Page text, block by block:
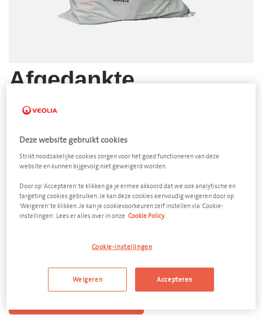
Afgedankte
spuitbussen
880 x 595 mm (l x h)
Aantal
− +
Deze website gebruikt cookies
Strikt noodzakelijke cookies zorgen voor het goed functioneren van deze
website en kunnen bijgevolg niet geweigerd worden.
Door op 'Accepteren' te klikken ga je ermee akkoord dat we ook analytische en
targeting cookies gebruiken. Je kan deze cookies eenvoudig weigeren door op
'Weigeren' te klikken. Je kan je cookievoorkeuren zelf instellen via 'Cookie-
instellingen'. Lees er alles over in onze Cookie Policy.
Cookie-instellingen
Weigeren Accepteren